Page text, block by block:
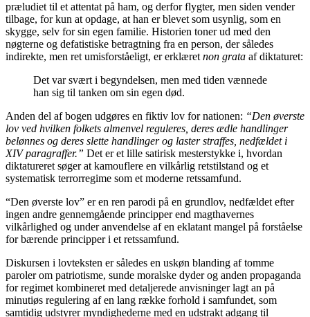
præludiet til et attentat på ham, og derfor flygter, men siden vender
tilbage, for kun at opdage, at han er blevet som usynlig, som en
skygge, selv for sin egen familie. Historien toner ud med den
nøgterne og defatistiske betragtning fra en person, der således
indirekte, men ret umisforståeligt, er erklæret non grata af diktaturet:
Det var svært i begyndelsen, men med tiden vænnede
han sig til tanken om sin egen død.
Anden del af bogen udgøres en fiktiv lov for nationen: “Den øverste
lov ved hvilken folkets almenvel reguleres, deres ædle handlinger
belønnes og deres slette handlinger og laster straffes, nedfældet i
XIV paragraffer.” Det er et lille satirisk mesterstykke i, hvordan
diktatureret søger at kamouflere en vilkårlig retstilstand og et
systematisk terrorregime som et moderne retssamfund.
“Den øverste lov” er en ren parodi på en grundlov, nedfældet efter
ingen andre gennemgående principper end magthavernes
vilkårlighed og under anvendelse af en eklatant mangel på forståelse
for bærende principper i et retssamfund.
Diskursen i lovteksten er således en uskøn blanding af tomme
paroler om patriotisme, sunde moralske dyder og anden propaganda
for regimet kombineret med detaljerede anvisninger lagt an på
minutiøs regulering af en lang række forhold i samfundet, som
samtidig udstyrer myndighederne med en udstrakt adgang til